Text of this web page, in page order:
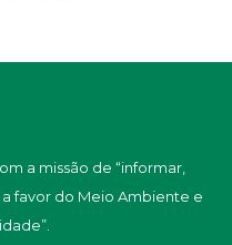
a missão de “informar,
favor do Meio Ambiente e